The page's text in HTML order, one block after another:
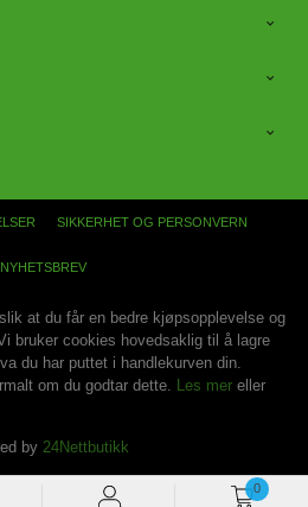
0
SIKKERHET OG PERSONVERN
NYHETSBREV
at du får en bedre kjøpsopplevelse og
bruker cookies hovedsaklig til å lagre
du har puttet i handlekurven din.
om du godtar dette.
Les mer eller
by 24Nettbutikk